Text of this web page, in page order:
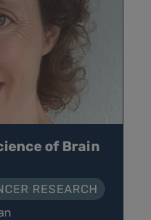
of Brain
RESEARCH